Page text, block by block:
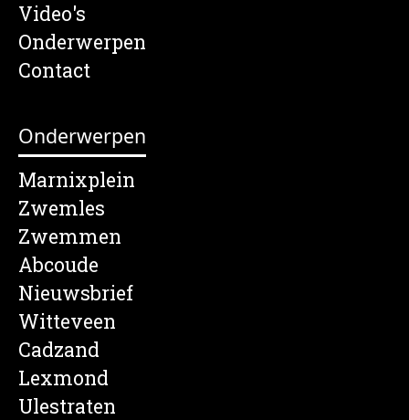
Video's
Onderwerpen
Contact
Onderwerpen
Marnixplein
Zwemles
Zwemmen
Abcoude
Nieuwsbrief
Witteveen
Cadzand
Lexmond
Ulestraten